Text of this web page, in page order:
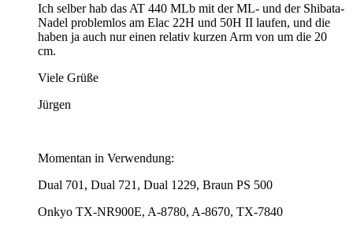
Ich selber hab das AT 440 MLb mit der ML- und der Shibata-
Nadel problemlos am Elac 22H und 50H II laufen, und die
haben ja auch nur einen relativ kurzen Arm von um die 20
cm.
Viele Grüße
Jürgen
Momentan in Verwendung:
Dual 701, Dual 721, Dual 1229, Braun PS 500
Onkyo TX-NR900E, A-8780, A-8670, TX-7840